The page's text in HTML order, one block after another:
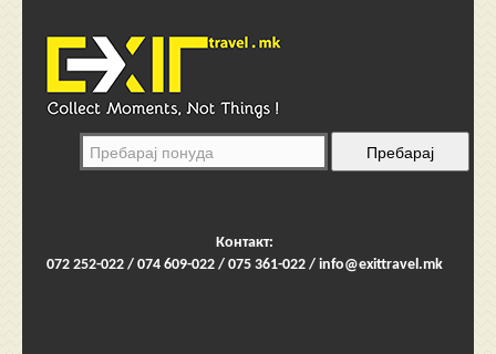
Контакт:
072 252-022 / 074 609-022 / 075 361-022 / info@exittravel.mk